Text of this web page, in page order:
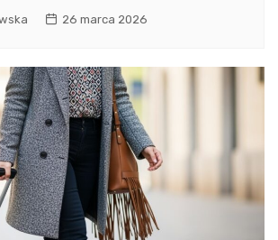
26 marca 2026